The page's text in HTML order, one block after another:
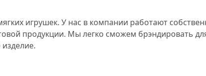
игрушек. У нас в компании работают
продукции. Мы легко сможем брэндировать
.